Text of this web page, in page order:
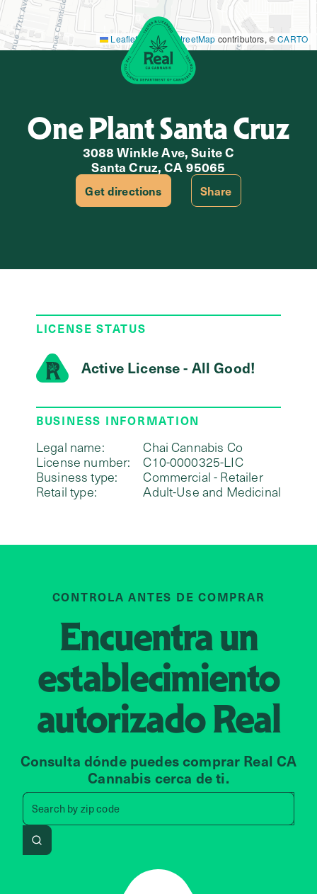
Leaflet|©OpenStreetMap contributors, ©CARTO
One Plant Santa Cruz
3088 Winkle Ave, Suite C
Santa Cruz, CA 95065
Get directions Share
LICENSE STATUS
Active License - All Good!
BUSINESS INFORMATION
Legal name:
Chai Cannabis Co
License number:
C10-0000325-LIC
Business type:
Commercial - Retailer
Retail type:
Adult-Use and Medicinal
CONTROLA ANTES DE COMPRAR
Encuentra un
establecimiento
autorizadoReal
Consulta dónde puedes comprar Real CA
Cannabis cerca de ti.
Search byzip code
Search by zip code, address,
Search